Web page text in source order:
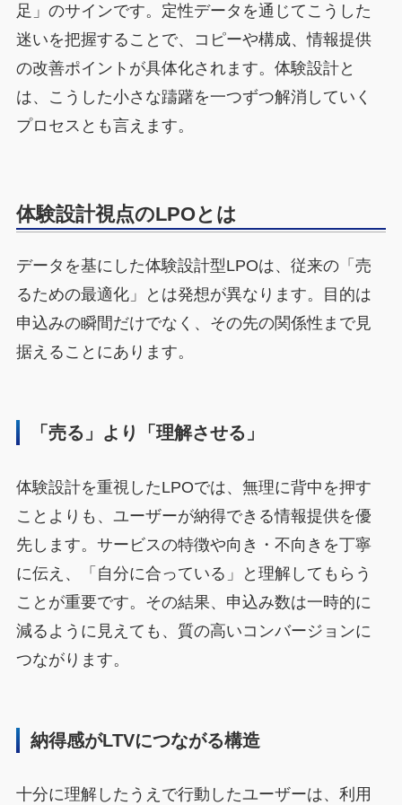
足」のサインです。定性データを通じてこうした
迷いを把握することで、コピーや構成、情報提供
の改善ポイントが具体化されます。体験設計と
は、こうした小さな躊躇を一つずつ解消していく
プロセスとも言えます。
体験設計視点のLPOとは
データを基にした体験設計型LPOは、従来の「売
るための最適化」とは発想が異なります。目的は
申込みの瞬間だけでなく、その先の関係性まで見
据えることにあります。
「売る」より「理解させる」
体験設計を重視したLPOでは、無理に背中を押す
ことよりも、ユーザーが納得できる情報提供を優
先します。サービスの特徴や向き・不向きを丁寧
に伝え、「自分に合っている」と理解してもらう
ことが重要です。その結果、申込み数は一時的に
減るように見えても、質の高いコンバージョンに
つながります。
納得感がLTVにつながる構造
十分に理解したうえで行動したユーザーは、利用